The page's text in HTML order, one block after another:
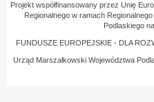
Projekt współfinansowany przez Unię
Regionalnego w ramach
Podlaskiego
FUNDUSZE EUROPEJSKIE - DLA
Urząd Marszałkowski Województwa